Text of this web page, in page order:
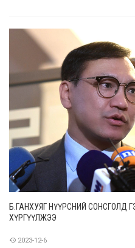
байгаа зүрх,
Б.ГАНХУЯГ НҮҮРСНИЙ СОНСГОЛД
ХҮРГҮҮЛЖЭЭ
2023-12-6